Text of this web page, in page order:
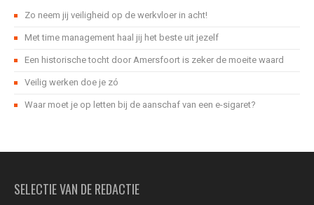
Zo neem jij veiligheid op de werkvloer in acht!
Met time management haal jij het beste uit jezelf
Een historische tocht door Amersfoort is zeker de moeite waard
Veilig werken doe je zó
Waar moet je op letten bij de aanschaf van een e-sigaret?
SELECTIE VAN DE REDACTIE